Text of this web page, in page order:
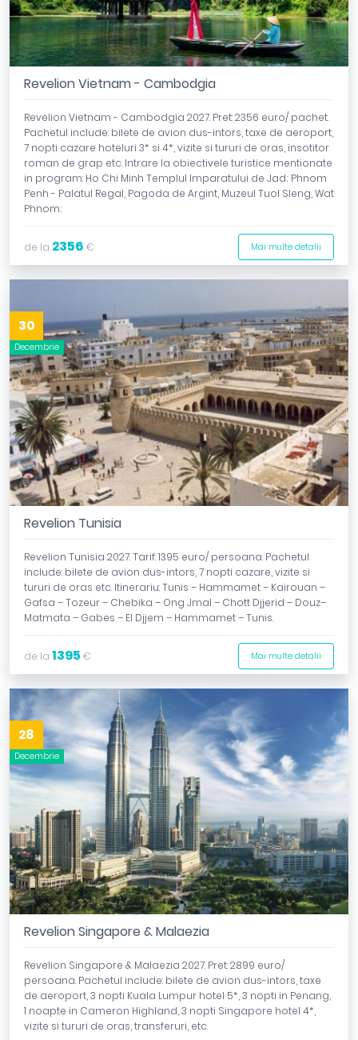
Revelion Vietnam - Cambodgia
Revelion Vietnam - Cambodgia 2027. Pret: 2356 euro/ pachet.
Pachetul include: bilete de avion dus-intors, taxe de aeroport,
7 nopti cazare hoteluri 3* si 4*, vizite si tururi de oras, insotitor
roman de grap etc. Intrare la obiectivele turistice mentionate
in program: Ho Chi Minh Templul Imparatului de Jad; Phnom
Penh - Palatul Regal, Pagoda de Argint, Muzeul Tuol Sleng, Wat
Phnom;
de la 2356 € Mai multe detalii
Revelion Tunisia
30
Decembrie
Revelion Tunisia 2027. Tarif: 1395 euro/ persoana. Pachetul
include: bilete de avion dus-intors, 7 nopti cazare, vizite si
tururi de oras etc. Itinerariu: Tunis – Hammamet – Kairouan –
Gafsa – Tozeur – Chebika – Ong Jmal – Chott Djjerid – Douz–
Matmata – Gabes – El Djjem – Hammamet – Tunis.
de la 1395 € Mai multe detalii
Revelion Singapore & Malaezia
28
Decembrie
Revelion Singapore & Malaezia 2027. Pret: 2899 euro/
persoana. Pachetul include: bilete de avion dus-intors, taxe
de aeroport, 3 nopti Kuala Lumpur hotel 5*, 3 nopti in Penang,
1 noapte in Cameron Highland, 3 nopti Singapore hotel 4*,
vizite si tururi de oras, transferuri, etc.